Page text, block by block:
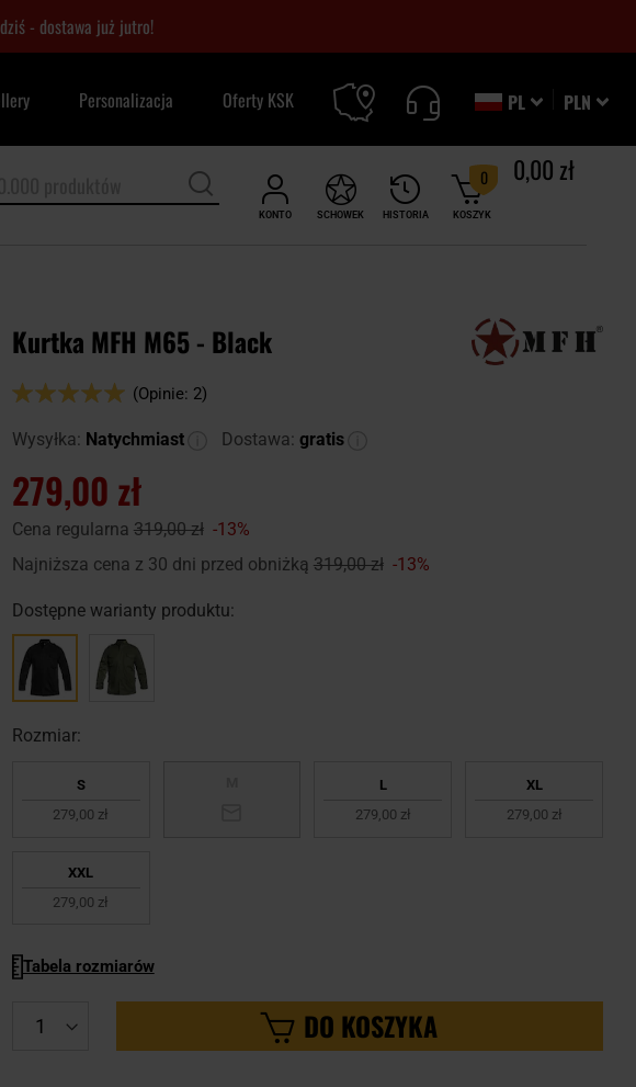
- dostawa już jutro!
PLN
PL
Personalizacja Oferty KSK
KONTO HISTORIA
SCHOWEK KOSZYK
0 0,00 zł
Kurtka MFH M65 - Black
Ocena:
(Opinie: 2)
Wysyłka: Natychmiast Dostawa: gratis
279,00 zł
Cena regularna 319,00 zł -13%
Najniższa cena z 30 dni przed obniżką 319,00 zł -13%
Dostępne warianty produktu:
Rozmiar:
S
279,00 zł
L
279,00 zł
XL
279,00 zł
XXL
279,00 zł
Tabela rozmiarów
DO KOSZYKA